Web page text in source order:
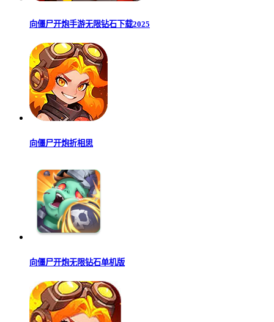
向僵尸开炮手游无限钻石下载2025
向僵尸开炮折相思
向僵尸开炮无限钻石单机版